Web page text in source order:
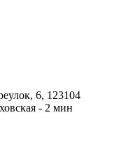
6, 123104
- 2 мин